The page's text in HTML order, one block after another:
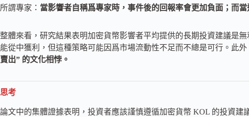
所謂專家： 當影響者自稱爲專家時，事件後的回報率會更加負面；而
整體來看，研究結果表明加密貨幣影響者平均提供的長期投資建議是
能從中獲利，但這種策略可能因爲市場流動性不足而不總是可行。此外
賣出” 的文化相悖。
思考
論文中的集體證據表明，投資者應該謹慎遵循加密貨幣 KOL 的投資建